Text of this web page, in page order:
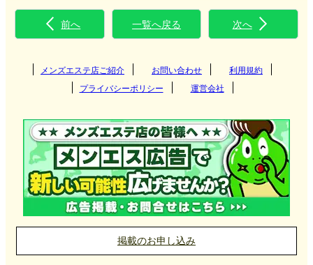
前へ 一覧へ戻る 次へ
メンズエステ店ご紹介 お問い合わせ
利用規約
プライバシーポリシー
運営会社
掲載のお申し込み